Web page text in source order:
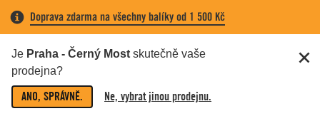
Doprava zdarma na všechny balíky od 1 500 Kč
Je Praha - Černý Most skutečně vaše
prodejna?
ANO, SPRÁVNĚ. Ne, vybrat jinou prodejnu.